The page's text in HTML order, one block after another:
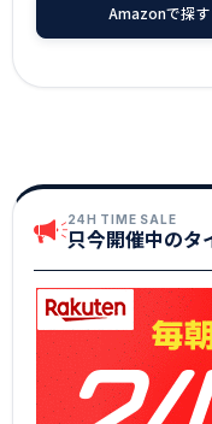
Amazonで探す
24H TIME SALE
只今開催中のタ